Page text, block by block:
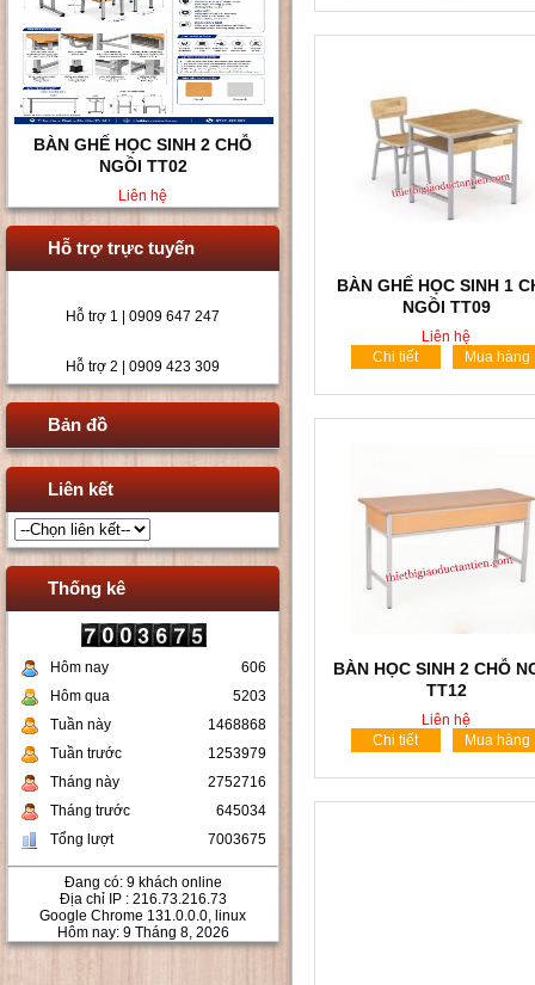
BÀN GHẾ HỌC SINH VÀ SINH
VIÊN TT010
Liên hệ
Hỗ trợ trực tuyến
Hỗ trợ 1 | 0909 647 247
Hỗ trợ 2 | 0909 423 309
Bản đồ
Liên kết
Thống kê
Hôm nay
606
Hôm qua
5203
Tuần này
1468868
Tuần trước
1253979
Tháng này
2752716
Tháng trước
645034
Tổng lượt
7003675
Đang có: 9 khách online
Địa chỉ IP : 216.73.216.73
Google Chrome 131.0.0.0, linux
Hôm nay: 9 Tháng 8, 2026
BÀN GHẾ HỌC SINH 1
NGỒI TT09
Liên hệ
Chi tiết
Mua hàng
BÀN HỌC SINH 2 CHỖ
TT12
Liên hệ
Chi tiết
Mua hàng